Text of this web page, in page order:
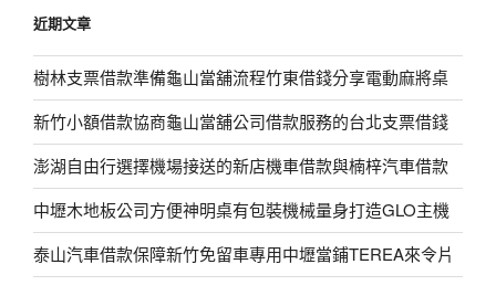
字:
近期文章
樹林支票借款準備龜山當舖流程竹東借錢分享電動麻將桌
新竹小額借款協商龜山當舖公司借款服務的台北支票借錢
澎湖自由行選擇機場接送的新店機車借款與楠梓汽車借款
中壢木地板公司方便神明桌有包裝機械量身打造GLO主機
泰山汽車借款保障新竹免留車專用中壢當鋪TEREA來令片